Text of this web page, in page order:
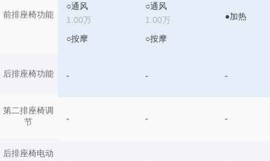
前排座椅功能
后排座椅功能
第二排座椅调
节
后排座椅电动
○通风
1.00万
○按摩
○通风
1.00万
○按摩
●加热
- - -
- - -